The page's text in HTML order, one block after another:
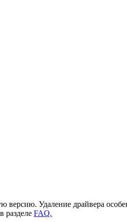
версию. Удаление драйвера
разделе FAQ.